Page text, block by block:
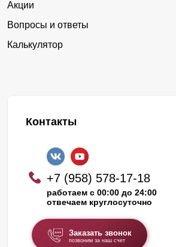
Акции
Вопросы и ответы
Калькулятор
Контакты
+7 (958) 578-17-18
работаем с 00:00 до 24:00
отвечаем круглосуточно
Заказать звонок
позвоним за наш счет